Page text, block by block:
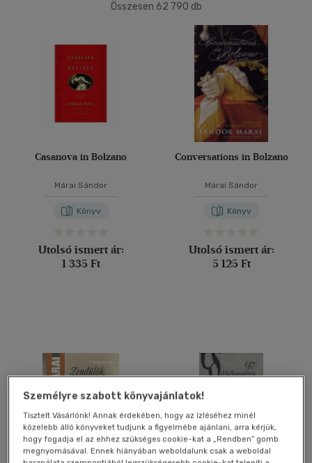
500 Ft alatt(534)
500 Ft - 2500 Ft
2500 Ft - 4500 Ft
4500 Ft felett
Korosztály szerint
mind(8)
6 -10 év(6)
Felnőtt
Nyelv szerint
Magyar(20103)
Amerikai angol (1)
Összesen 62 790 db
Casanova in Bolzano
Márai Sándor
Könyv
Utolsó ismert ár:
1 335 Ft
Conversations in Bolzano
Márai Sándor
Könyv
Utolsó ismert ár:
5 125 Ft
Személyre szabott könyvajánlatok!
Tisztelt Vásárlónk! Annak érdekében, hogy az ízléséhez minél
közelebb álló könyveket tudjunk a figyelmébe ajánlani, arra kérjük,
hogy fogadja el az ehhez szükséges cookie-kat a „Rendben” gomb
megnyomásával. Ennek hiányában weboldalunk csak a weboldal